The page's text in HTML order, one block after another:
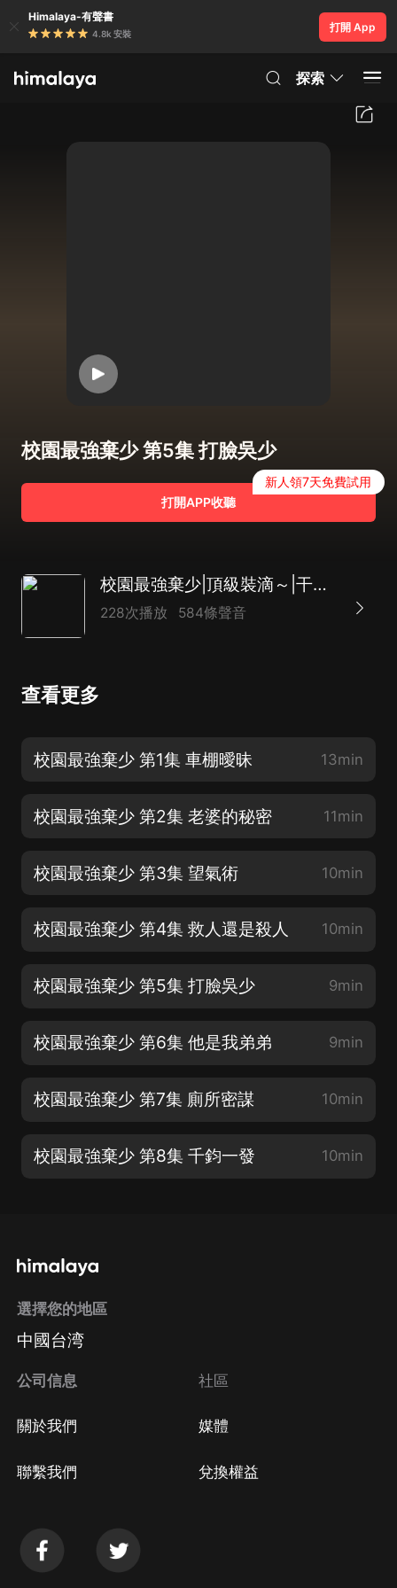
Himalaya-有聲書
4.8k 安裝
打開 App
探索
校園最強棄少 第5集 打臉吳少
打開APP收聽
新人領7天免費試用
校園最強棄少|頂級裝滴～|干架賊煞楞|多播
228次播放 584條聲音
查看更多
校園最強棄少 第1集 車棚曖昧 13min
校園最強棄少 第2集 老婆的秘密 11min
校園最強棄少 第3集 望氣術 10min
校園最強棄少 第4集 救人還是殺人 10min
校園最強棄少 第5集 打臉吳少 9min
校園最強棄少 第6集 他是我弟弟 9min
校園最強棄少 第7集 廁所密謀 10min
校園最強棄少 第8集 千鈞一發 10min
選擇您的地區
中國台湾
公司信息
關於我們
聯繫我們
社區
媒體
兌換權益